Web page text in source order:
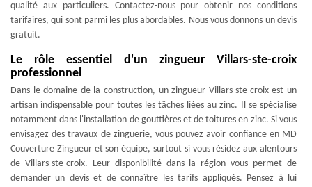
qualité aux particuliers. Contactez-nous pour obtenir nos conditions
tarifaires, qui sont parmi les plus abordables. Nous vous donnons un devis
gratuit.
Le rôle essentiel d'un zingueur Villars-ste-croix
professionnel
Dans le domaine de la construction, un zingueur Villars-ste-croix est un
artisan indispensable pour toutes les tâches liées au zinc. Il se spécialise
notamment dans l'installation de gouttières et de toitures en zinc. Si vous
envisagez des travaux de zinguerie, vous pouvez avoir confiance en MD
Couverture Zingueur et son équipe, surtout si vous résidez aux alentours
de Villars-ste-croix. Leur disponibilité dans la région vous permet de
demander un devis et de connaître les tarifs appliqués. Pensez à lui